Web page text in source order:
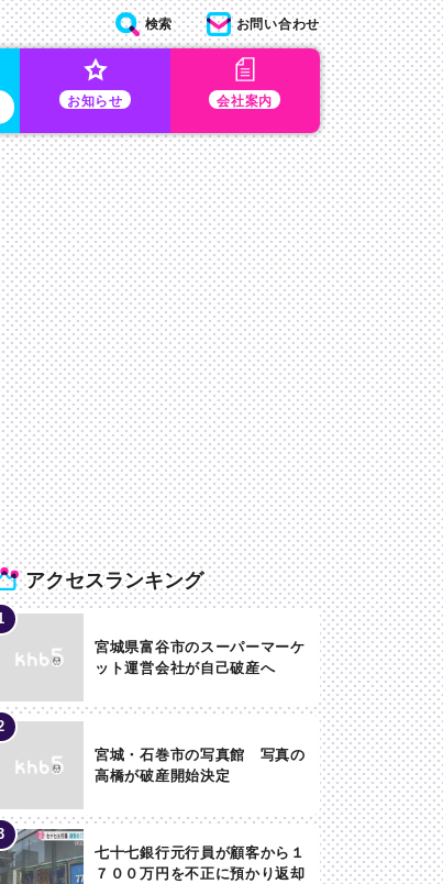
お知らせ 会社案内
検索 お問い合わせ
アクセスランキング
宮城県富谷市のスーパーマーケ
ット運営会社が自己破産へ
宮城・石巻市の写真館 写真の
高橋が破産開始決定
七十七銀行元行員が顧客から１
７００万円を不正に預かり返却